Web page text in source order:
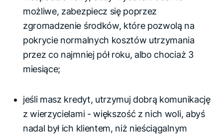
możliwe, zabezpiecz się poprzez
zgromadzenie środków, które pozwolą na
pokrycie normalnych kosztów utrzymania
przez co najmniej pół roku, albo chociaż 3
miesiące;
jeśli masz kredyt, utrzymuj dobrą komunikację
z wierzycielami - większość z nich woli, abyś
nadal był ich klientem, niż nieściągalnym